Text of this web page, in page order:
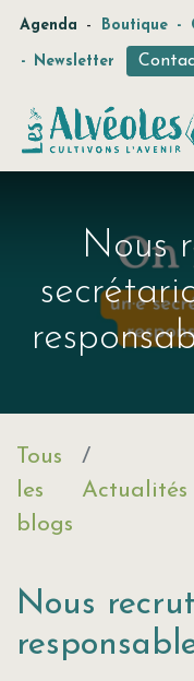
Agenda - Boutique -
- Newsletter
Nous
Tous
les
blogs
Actualités
Nous